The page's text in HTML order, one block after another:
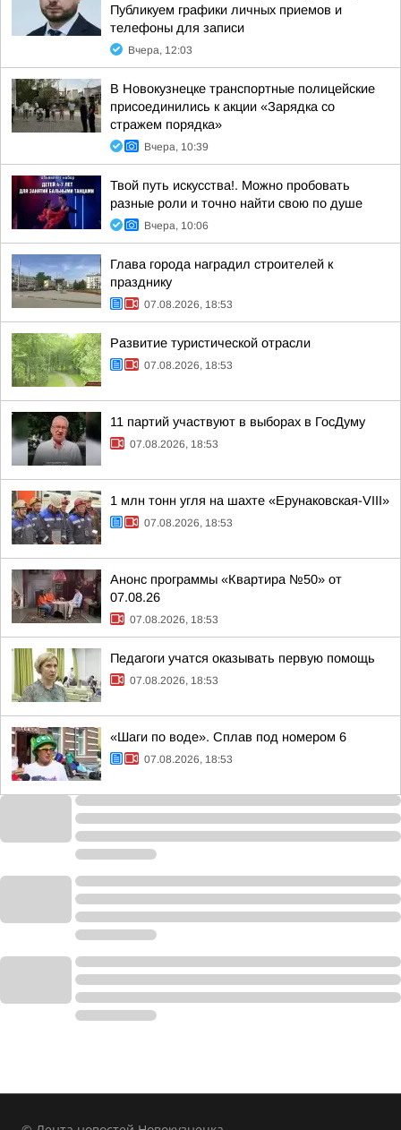
Публикуем графики личных приемов и
телефоны для записи
Вчера, 12:03
В Новокузнецке транспортные полицейские
присоединились к акции «Зарядка со
стражем порядка»
Вчера, 10:39
Твой путь искусства!. Можно пробовать
разные роли и точно найти свою по душе
Вчера, 10:06
Глава города наградил строителей к
празднику
07.08.2026, 18:53
Развитие туристической отрасли
07.08.2026, 18:53
11 партий участвуют в выборах в ГосДуму
07.08.2026, 18:53
1 млн тонн угля на шахте «Ерунаковская-VIII»
07.08.2026, 18:53
Анонс программы «Квартира №50» от
07.08.26
07.08.2026, 18:53
Педагоги учатся оказывать первую помощь
07.08.2026, 18:53
«Шаги по воде». Сплав под номером 6
07.08.2026, 18:53